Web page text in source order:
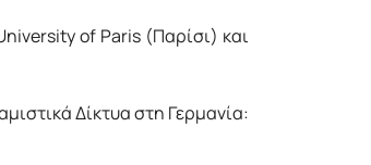
of Paris (Παρίσι) και
Δίκτυα στη Γερμανία: